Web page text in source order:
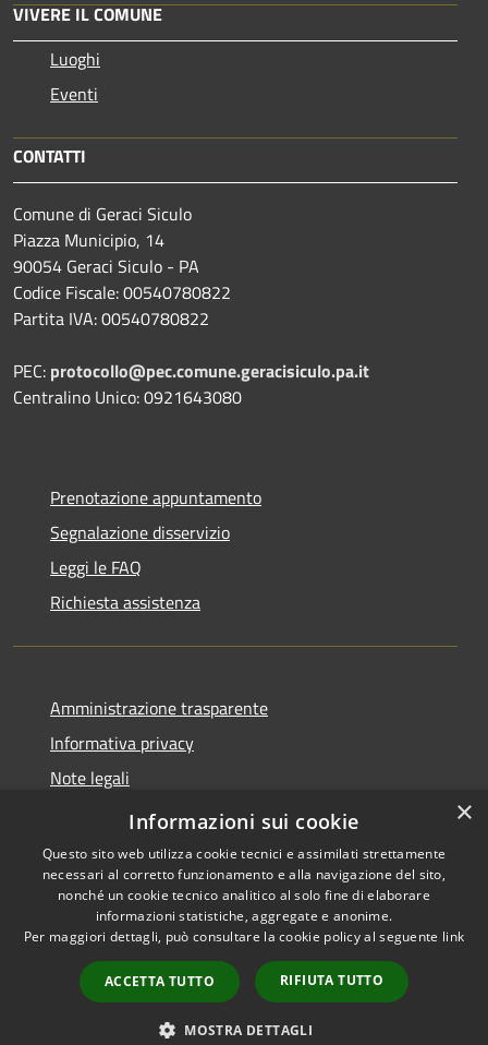
VIVERE IL COMUNE
Luoghi
Eventi
CONTATTI
Comune di Geraci Siculo
Piazza Municipio, 14
90054 Geraci Siculo - PA
Codice Fiscale: 00540780822
Partita IVA: 00540780822
PEC: protocollo@pec.comune.geracisiculo.pa.it
Centralino Unico: 0921643080
Prenotazione appuntamento
Segnalazione disservizio
Leggi le FAQ
Richiesta assistenza
Amministrazione trasparente
Informativa privacy
Note legali
Dichiarazione di accessibilità
Accessibilità
Copyright © 2026 • Comune di
Geraci Siculo • Powered by
Municipium•
Accesso
redazione
×
Informazioni sui cookie
Questo sito web utilizza cookie tecnici e assimilati strettamente
necessari al corretto funzionamento e alla navigazione del sito,
nonché un cookie tecnico analitico al solo fine di elaborare
informazioni statistiche, aggregate e anonime.
Per maggiori dettagli, può consultare la cookie policy al seguente link
ACCETTA TUTTO RIFIUTA TUTTO
MOSTRA DETTAGLI